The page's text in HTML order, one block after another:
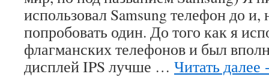
использовал Samsung телефон до
попробовать один. До того как я
флагманских телефонов и был
дисплей IPS лучше … Читать далее